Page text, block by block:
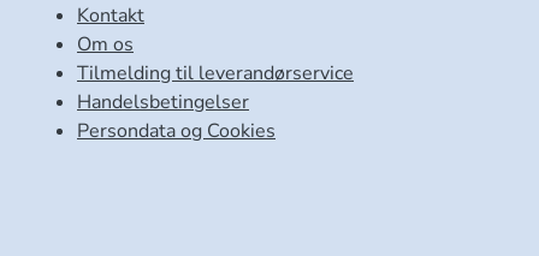
Kontakt
Om os
Tilmelding til leverandørservice
Handelsbetingelser
Persondata og Cookies